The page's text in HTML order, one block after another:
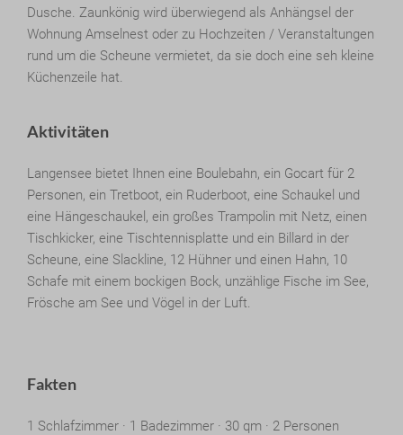
Dusche. Zaunkönig wird überwiegend als Anhängsel der
Wohnung Amselnest oder zu Hochzeiten / Veranstaltungen
rund um die Scheune vermietet, da sie doch eine seh kleine
Küchenzeile hat.
Aktivitäten
Langensee bietet Ihnen eine Boulebahn, ein Gocart für 2
Personen, ein Tretboot, ein Ruderboot, eine Schaukel und
eine Hängeschaukel, ein großes Trampolin mit Netz, einen
Tischkicker, eine Tischtennisplatte und ein Billard in der
Scheune, eine Slackline, 12 Hühner und einen Hahn, 10
Schafe mit einem bockigen Bock, unzählige Fische im See,
Frösche am See und Vögel in der Luft.
Fakten
1 Schlafzimmer · 1 Badezimmer · 30 qm · 2 Personen